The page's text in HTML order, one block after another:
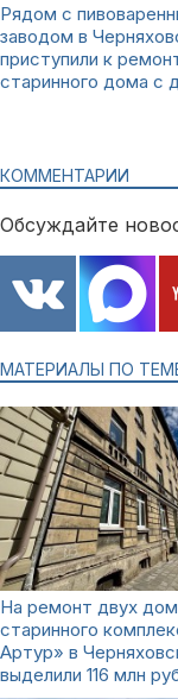
Рядом с
заводом в
приступили к
старинного дома с
КОММЕНТАРИИ
Обсуждайте
МАТЕРИАЛЫ ПО
На ремонт двух
старинного
Артур» в
выделили 116 млн